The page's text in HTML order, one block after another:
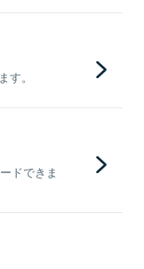
。
ドできま